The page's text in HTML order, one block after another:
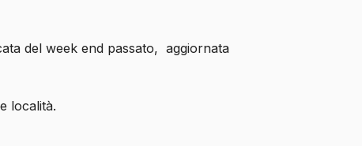
del week end passato, aggiornata
località.